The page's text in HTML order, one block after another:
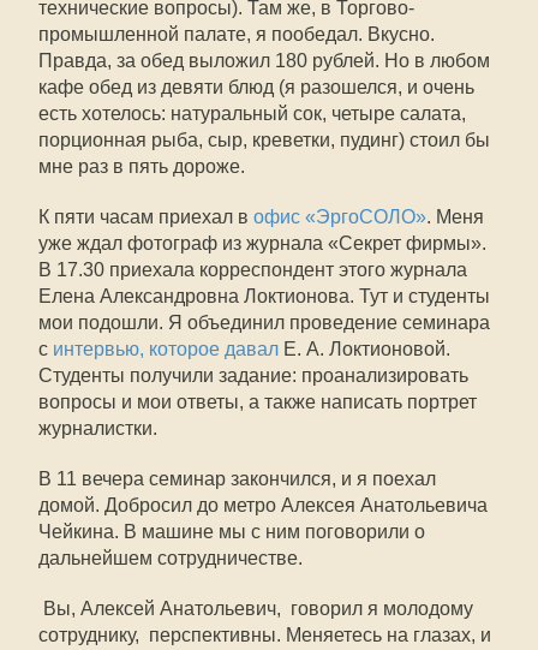
технические вопросы). Там же, в Торгово-
промышленной палате, я пообедал. Вкусно.
Правда, за обед выложил 180 рублей. Но в любом
кафе обед из девяти блюд (я разошелся, и очень
есть хотелось: натуральный сок, четыре салата,
порционная рыба, сыр, креветки, пудинг) стоил бы
мне раз в пять дороже.
К пяти часам приехал в офис «ЭргоСОЛО». Меня
уже ждал фотограф из журнала «Секрет фирмы».
В 17.30 приехала корреспондент этого журнала
Елена Александровна Локтионова. Тут и студенты
мои подошли. Я объединил проведение семинара
с интервью, которое давал Е. А. Локтионовой.
Студенты получили задание: проанализировать
вопросы и мои ответы, а также написать портрет
журналистки.
В 11 вечера семинар закончился, и я поехал
домой. Добросил до метро Алексея Анатольевича
Чейкина. В машине мы с ним поговорили о
дальнейшем сотрудничестве.
 Вы, Алексей Анатольевич,  говорил я молодому
сотруднику,  перспективны. Меняетесь на глазах, и